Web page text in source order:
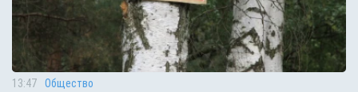
13:47 Общество